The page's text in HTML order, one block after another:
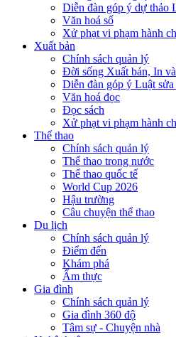
Diễn đàn góp ý dự thảo
Văn hoá số
Xử phạt vi phạm hành
Xuất bản
Chính sách quản lý
Đời sống Xuất bản, In
Diễn đàn góp ý Luật
Văn hoá đọc
Đọc sách
Xử phạt vi phạm hành
Thể thao
Chính sách quản lý
Thể thao trong nước
Thể thao quốc tế
World Cup 2026
Hậu trường
Câu chuyện thể thao
Du lịch
Chính sách quản lý
Điểm đến
Khám phá
Ẩm thực
Gia đình
Chính sách quản lý
Gia đình 360 độ
Tâm sự - Chuyện nhà